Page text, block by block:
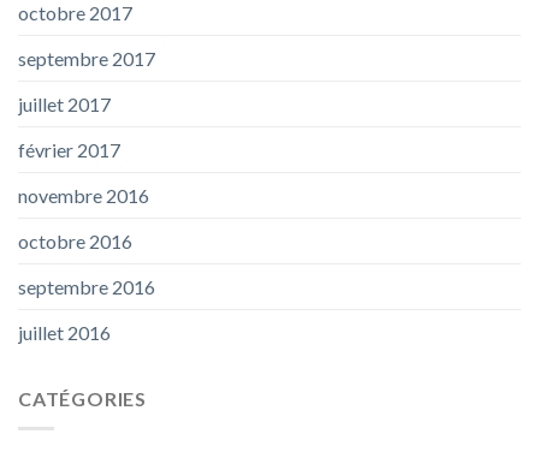
octobre 2017
septembre 2017
juillet 2017
février 2017
novembre 2016
octobre 2016
septembre 2016
juillet 2016
CATÉGORIES